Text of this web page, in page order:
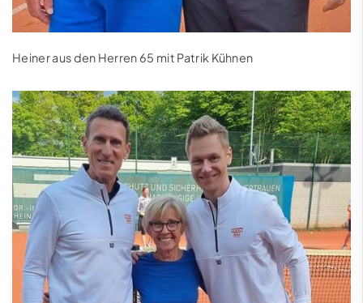
Heiner aus den Herren 65 mit Patrik Kühnen